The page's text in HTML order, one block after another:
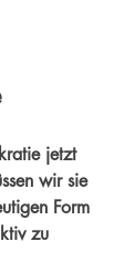
jetzt
wir sie
Form
zu